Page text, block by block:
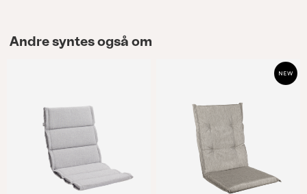
Andre syntes også om